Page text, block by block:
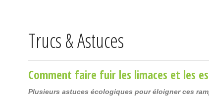
Trucs & Astuces
Comment faire fuir les limaces et les
Plusieurs astuces écologiques pour éloigner ces